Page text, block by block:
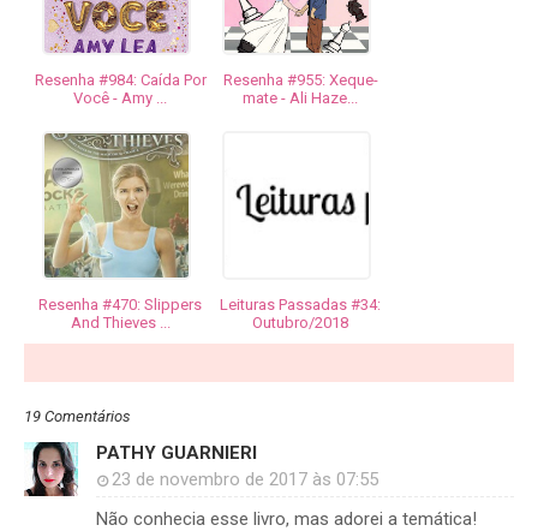
Resenha #984: Caída Por
Você - Amy ...
Resenha #955: Xeque-
mate - Ali Haze...
Resenha #470: Slippers
And Thieves ...
Leituras Passadas #34:
Outubro/2018
19 Comentários
PATHY GUARNIERI
23 de novembro de 2017 às 07:55
Não conhecia esse livro, mas adorei a temática!